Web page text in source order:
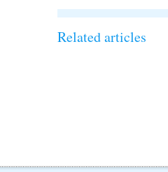
Related articles